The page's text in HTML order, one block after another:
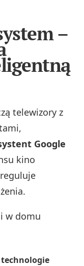
–
telewizory z
Google
kino
w domu